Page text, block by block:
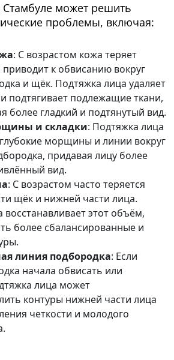
может решить
проблемы, включая:
: С возрастом кожа теряет
приводит к обвисанию вокруг
и щёк. Подтяжка лица удаляет
подлежащие ткани,
более гладкий и подтянутый вид.
и складки: Подтяжка лица
морщины и линии вокруг
придавая лицу более
вид.
: С возрастом часто теряется
щёк и нижней части лица.
этот объём,
более сбалансированные и
линия подбородка: Если
начала обвисать или
лица может
контуры нижней части лица
четкости и молодого